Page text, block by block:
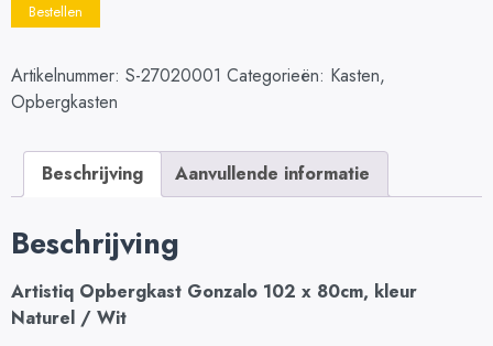
Bestellen
Artikelnummer: S-27020001 Categorieën: Kasten,
Opbergkasten
Beschrijving Aanvullende informatie
Beschrijving
Artistiq Opbergkast Gonzalo 102 x 80cm, kleur
Naturel / Wit